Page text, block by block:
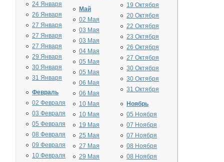
24 Января
26 Января
27 Января
27 Января
27 Января
29 Января
30 Января
31 Января
Февраль
02 Февраля
03 Февраля
05 Февраля
08 Февраля
09 Февраля
10 Февраля
Май
02 Мая
03 Мая
03 Мая
04 Мая
05 Мая
05 Мая
06 Мая
06 Мая
10 Мая
10 Мая
19 Мая
25 Мая
27 Мая
29 Мая
19 Октября
20 Октября
22 Октября
23 Октября
26 Октября
27 Октября
30 Октября
30 Октября
31 Октября
Ноябрь
05 Ноября
07 Ноября
07 Ноября
08 Ноября
08 Ноября